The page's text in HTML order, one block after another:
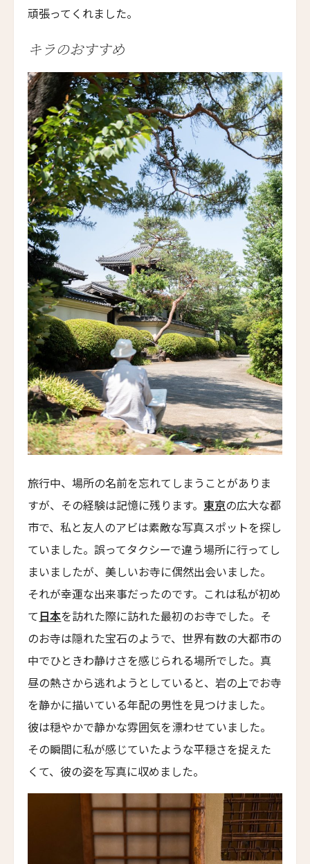
Hotel d'Inghilterra
ロメオ・ナポリ
ROMEO Napoli
高輪 花香路
TAKANAWA HANAKOHRO
ホテル ヴィロン
Hotel Vilòn
ホテル・ロード・バイロン
Hotel Lord Byron
ホテル・デ・リッチ
Hotel De' Ricci
フェンディ・プライベート・スイート
Fendi Private Suites
バブイーノ 181
Babuino 181
バリーマロー・ハウス・ホテル
Ballymaloe House Hotel
サン・カンジアン・ホテル & レジデンシズ
San Canzian Hotel & Residences
ウルソ・ホテル＆スパ
Urso Hotel & Spa
トーテム・マドリード
ザ・プリンシパル・マドリード・ホテル
ホテル ウニコ マドリード
ホテル・アーバン・マドリード
Hotel Urban Madrid
エル・ホテル
L’Hotel
ル・ナルシス・ブラン・ホテル＆スパ
Le Narcisse Blanc Hôtel & Spa
ホテル・サン・レジス
Hôtel San Régis
グランド・パワーズ
頑張ってくれました。
キラのおすすめ
旅行中、場所の名前を忘れてしまうことがありま
すが、その経験は記憶に残ります。東京の広大な都
市で、私と友人のアビは素敵な写真スポットを探し
ていました。誤ってタクシーで違う場所に行ってし
まいましたが、美しいお寺に偶然出会いました。
それが幸運な出来事だったのです。これは私が初め
て日本を訪れた際に訪れた最初のお寺でした。そ
のお寺は隠れた宝石のようで、世界有数の大都市の
中でひときわ静けさを感じられる場所でした。真
昼の熱さから逃れようとしていると、岩の上でお寺
を静かに描いている年配の男性を見つけました。
彼は穏やかで静かな雰囲気を漂わせていました。
その瞬間に私が感じていたような平穏さを捉えた
くて、彼の姿を写真に収めました。